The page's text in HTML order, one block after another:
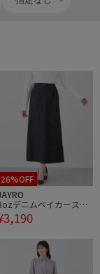
26%OFF
デニムベイカースカ
ト